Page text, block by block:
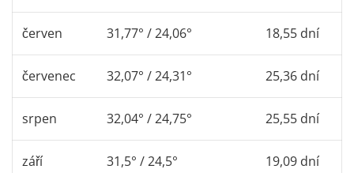
červen 31,77° / 24,06° 18,55 dní
červenec 32,07° / 24,31° 25,36 dní
srpen 32,04° / 24,75° 25,55 dní
září 31,5° / 24,5° 19,09 dní